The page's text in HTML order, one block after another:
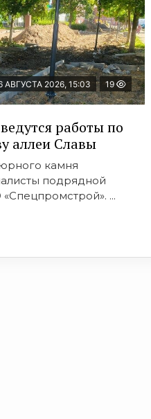
АВГУСТА 2026, 15:03 19
работы по
аллеи Славы
камня
подрядной
...